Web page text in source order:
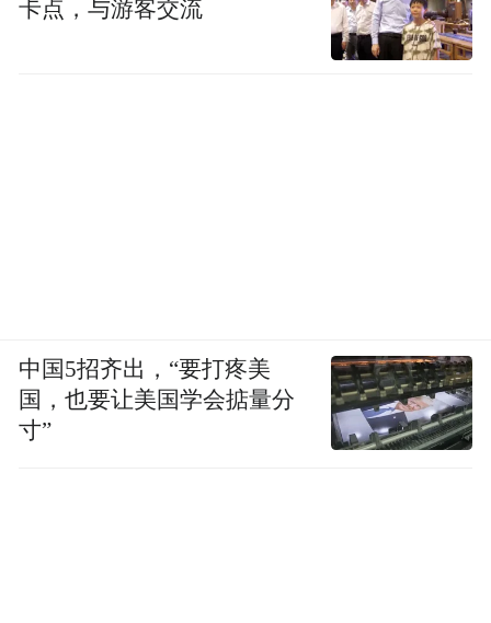
卡点，与游客交流
中国5招齐出，“要打疼美
国，也要让美国学会掂量分
寸”